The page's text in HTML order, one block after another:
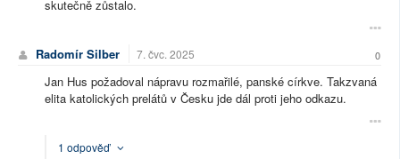
skutečně zůstalo.
Radomír Silber 7. čvc. 2025 0
Jan Hus požadoval nápravu rozmařilé, panské církve. Takzvaná
elita katolických prelátů v Česku jde dál proti jeho odkazu.
1 odpověď